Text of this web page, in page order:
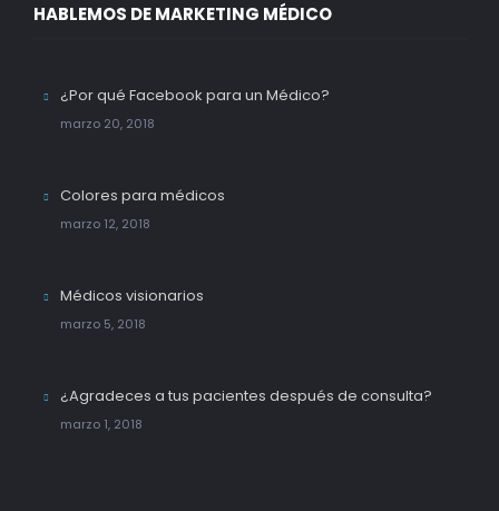
HABLEMOS DE MARKETING MÉDICO
¿Por qué Facebook para un Médico?
marzo 20, 2018
Colores para médicos
marzo 12, 2018
Médicos visionarios
marzo 5, 2018
¿Agradeces a tus pacientes después de consulta?
marzo 1, 2018